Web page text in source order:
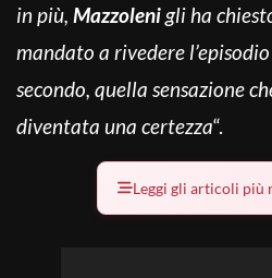
in più, Mazzolenigli ha
mandato a rivedere
secondo, quella sensazione
diventata una certezza“.
Leggi gli articoli più